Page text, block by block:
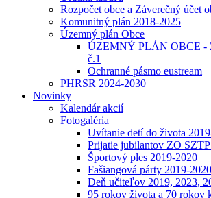
Rozpočet obce a Záverečný účet
Komunitný plán 2018-2025
Územný plán Obce
ÚZEMNÝ PLÁN OBCE -
č.1
Ochranné pásmo eustream
PHRSR 2024-2030
Novinky
Kalendár akcií
Fotogaléria
Uvítanie detí do života
Prijatie jubilantov ZO
Športový ples 2019-2020
Fašiangová párty 2019-2020
Deň učiteľov 2019, 2023,
95 rokov života a 70 rokov